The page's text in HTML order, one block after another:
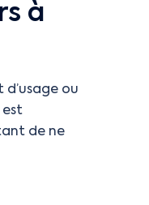
à
ou
est
de ne